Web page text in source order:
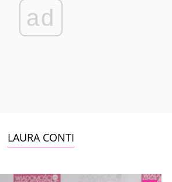
ad
LAURA CONTI